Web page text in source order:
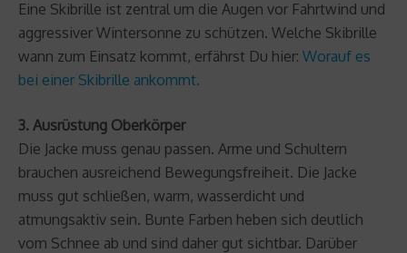
Eine Skibrille ist zentral um die Augen vor Fahrtwind und
aggressiver Wintersonne zu schützen. Welche Skibrille
wann zum Einsatz kommt, erfährst Du hier: Worauf es
bei einer Skibrille ankommt.
3. Ausrüstung Oberkörper
Die Jacke muss genau passen. Arme und Schultern
brauchen ausreichend Bewegungsfreiheit. Die Jacke
muss gut schließen, warm, wasserdicht und
atmungsaktiv sein. Bunte Farben heben sich deutlich
vom Schnee ab und sind daher gut sichtbar. Darüber